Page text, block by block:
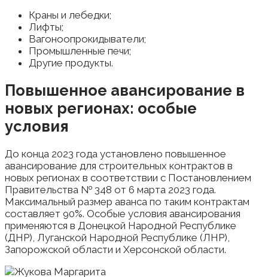
Краны и лебедки;
Лифты;
Вагоноопрокидыватели;
Промышленные печи;
Другие продукты.
Повышенное авансирование в
новых регионах: особые
условия
До конца 2023 года установлено повышенное
авансирование для строительных контрактов в
новых регионах в соответствии с Постановлением
Правительства № 348 от 6 марта 2023 года.
Максимальный размер аванса по таким контрактам
составляет 90%. Особые условия авансирования
применяются в Донецкой Народной Республике
(ДНР), Луганской Народной Республике (ЛНР),
Запорожской области и Херсонской области.